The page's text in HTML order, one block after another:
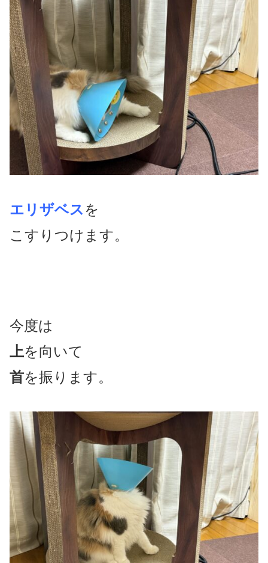
エリザベスを
こすりつけます。
今度は
上を向いて
首を振ります。